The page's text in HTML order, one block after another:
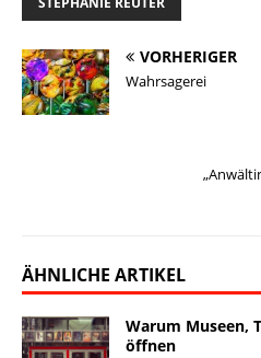
VORHERIGER
Wahrsagerei
ÄHNLICHE ARTIKEL
Warum Museen,
öffnen